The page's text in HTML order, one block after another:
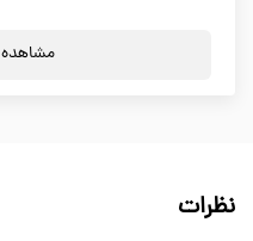
مشاهده
نظرات